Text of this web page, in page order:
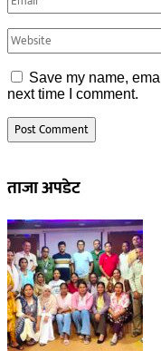
Save my name,
next time I comment.
ताजा अपडेट